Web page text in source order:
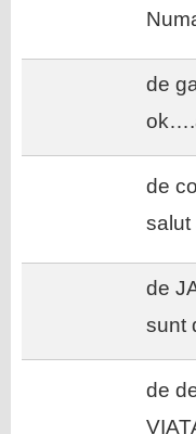
de
de
salut
de
sunt
de